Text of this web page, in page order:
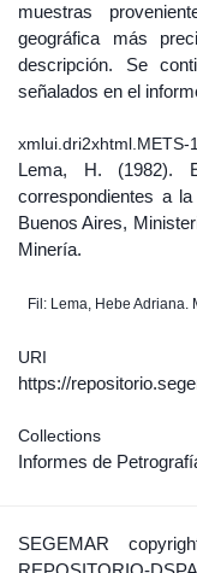
muestras
geográfica más
descripción. Se
señalados en el
xmlui.dri2xhtml.METS-
Lema, H. (1982).
correspondientes a
Buenos Aires,
Minería.
Fil: Lema, Hebe Adriana.
URI
https://
Collections
Informes de
SEGEMAR